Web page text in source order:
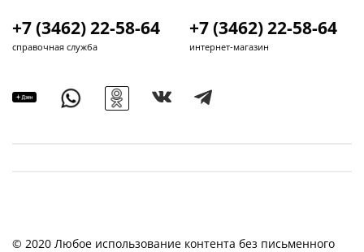
+7 (3462) 22-58-64
справочная служба
+7 (3462) 22-58-64
интернет-магазин
© 2020 Любое использование контента без письменного